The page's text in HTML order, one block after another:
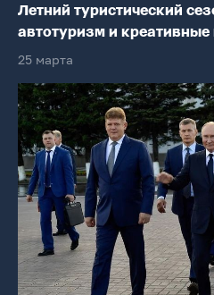
Летний туристический
автотуризм и креативные
25 марта